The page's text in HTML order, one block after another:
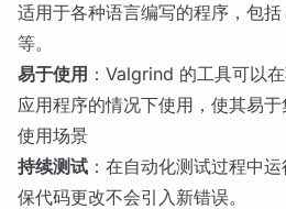
适用于各种语言编写的程序，包
等。
易于使用 ：Valgrind 的工具可以
应用程序的情况下使用，使其易于
使用场景
持续测试 ：在自动化测试过程中
保代码更改不会引入新错误。